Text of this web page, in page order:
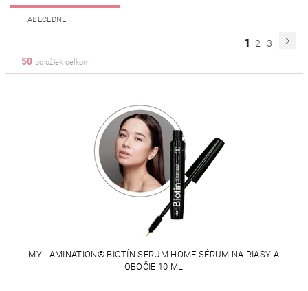
ABECEDNE
1 2
3
50 položiek celkom
MY LAMINATION® BIOTÍN SERUM HOME SÉRUM NA RIASY A
OBOČIE 10 ML